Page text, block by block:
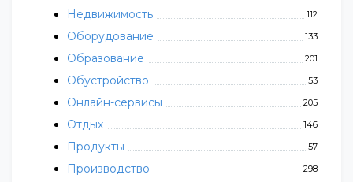
Недвижимость 112
Оборудование 133
Образование 201
Обустройство 53
Онлайн-сервисы 205
Отдых 146
Продукты 57
Производство 298